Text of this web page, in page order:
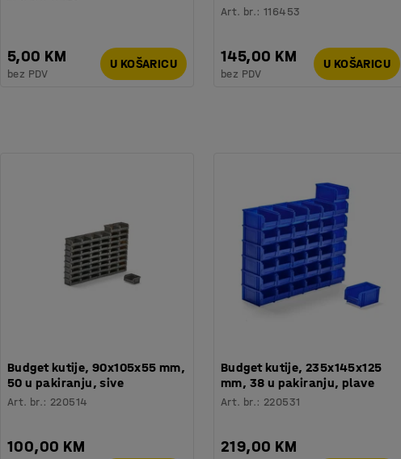
5,00 KM
bez PDV
U KOŠARICU
Art. br.:116453
145,00 KM
bez PDV
U KOŠARICU
Budget kutije, 90x105x55 mm,
50 u pakiranju, sive
Art. br.: 220514
100,00 KM
Budget kutije, 235x145x125
mm, 38 u pakiranju, plave
Art. br.: 220531
219,00 KM